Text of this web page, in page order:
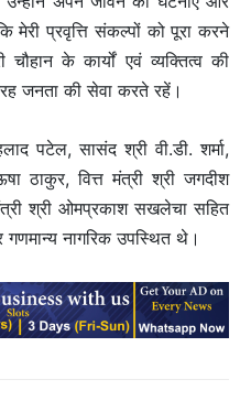
मेरी प्रवृत्ति संकल्पों को पूरा करने
के कार्यों एवं व्यक्तित्व की
जनता की सेवा करते रहें।
पटेल, सासंद श्री वी.डी. शर्मा,
ठाकुर, वित्त मंत्री श्री जगदीश
श्री ओमप्रकाश सखलेचा सहित
नागरिक उपस्थित थे।